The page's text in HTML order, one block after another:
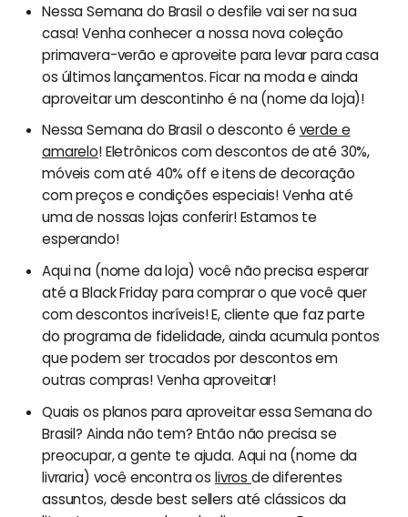
Nessa Semana do Brasil o desfile vai ser na sua
casa! Venha conhecer a nossa nova coleção
primavera-verão e aproveite para levar para casa
os últimos lançamentos. Ficar na moda e ainda
aproveitar um descontinho é na (nome da loja)!
Nessa Semana do Brasil o desconto é verde e
amarelo! Eletrônicos com descontos de até 30%,
móveis com até 40% off e itens de decoração
com preços e condições especiais! Venha até
uma de nossas lojas conferir! Estamos te
esperando!
Aqui na (nome da loja) você não precisa esperar
até a Black Friday para comprar o que você quer
com descontos incríveis! E, cliente que faz parte
do programa de fidelidade, ainda acumula pontos
que podem ser trocados por descontos em
outras compras! Venha aproveitar!
Quais os planos para aproveitar essa Semana do
Brasil? Ainda não tem? Então não precisa se
preocupar, a gente te ajuda. Aqui na (nome da
livraria) você encontra os livros de diferentes
assuntos, desde best sellers até clássicos da